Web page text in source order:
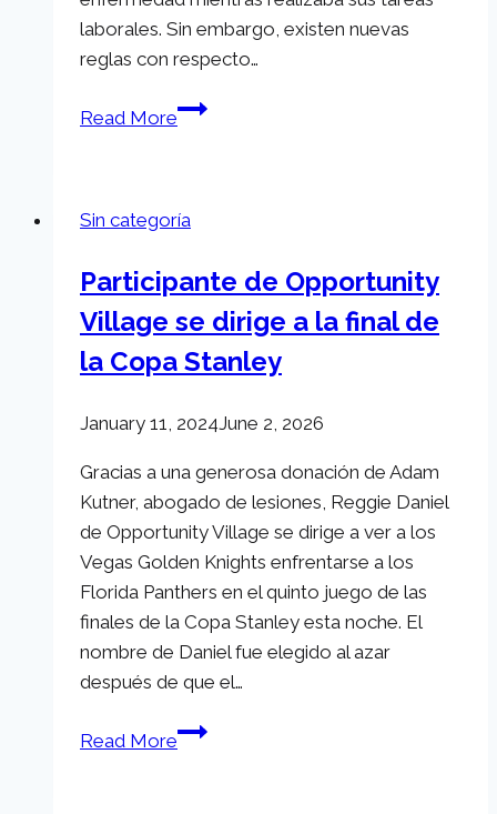
laborales. Sin embargo, existen nuevas
reglas con respecto…
Read MoreCambios
laboral
Nevada
(año
2023)
Sin categoría
Participante de Opportunity
Village se dirige a la final de
la Copa Stanley
January 11, 2024June 2, 2026
Gracias a una generosa donación de Adam
Kutner, abogado de lesiones, Reggie Daniel
de Opportunity Village se dirige a ver a los
Vegas Golden Knights enfrentarse a los
Florida Panthers en el quinto juego de las
finales de la Copa Stanley esta noche. El
nombre de Daniel fue elegido al azar
después de que el…
Read MoreParticipante